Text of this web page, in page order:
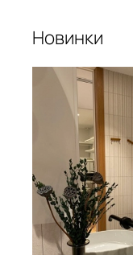
Новинки